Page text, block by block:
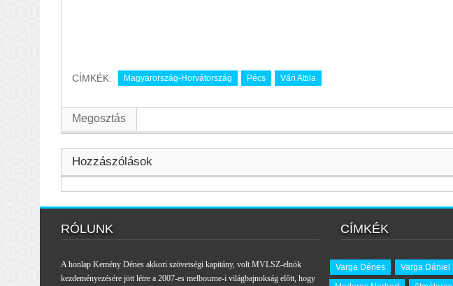
CÍMKÉK: Magyarország-Horvátország Pécs Vári Attila
Megosztás
Hozzászólások
RÓLUNK
A honlap Kemény Dénes akkori szövetségi kapitány, volt MVLSZ-elnök
kezdeményezésére jött létre a 2007-es melbourne-i világbajnokság előtt, hogy
CÍMKÉK
Varga Dénes Varga Dániel